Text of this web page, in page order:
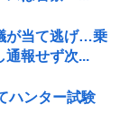
が当て逃げ…乗
通報せず次...
ハンター試験